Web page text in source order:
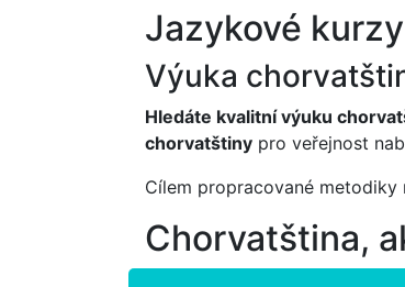
Jazykové
Výuka
Hledáte kvalitní výuku
chorvatštiny pro veřejnost
Cílem propracované metodiky
Chorvatština,